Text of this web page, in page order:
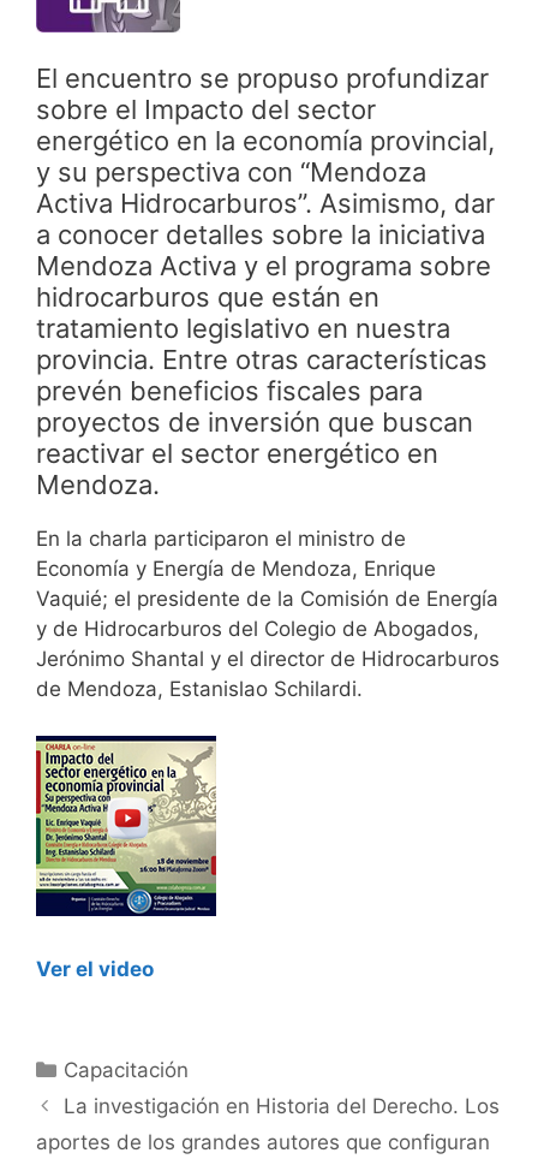
El encuentro se propuso profundizar
sobre el Impacto del sector
energético en la economía provincial,
y su perspectiva con “Mendoza
Activa Hidrocarburos”. Asimismo, dar
a conocer detalles sobre la iniciativa
Mendoza Activa y el programa sobre
hidrocarburos que están en
tratamiento legislativo en nuestra
provincia. Entre otras características
prevén beneficios fiscales para
proyectos de inversión que buscan
reactivar el sector energético en
Mendoza.
En la charla participaron el ministro de
Economía y Energía de Mendoza, Enrique
Vaquié; el presidente de la Comisión de Energía
y de Hidrocarburos del Colegio de Abogados,
Jerónimo Shantal y el director de Hidrocarburos
de Mendoza, Estanislao Schilardi.
Ver el video
Categorías
Capacitación
La investigación en Historia del Derecho. Los
aportes de los grandes autores que configuran